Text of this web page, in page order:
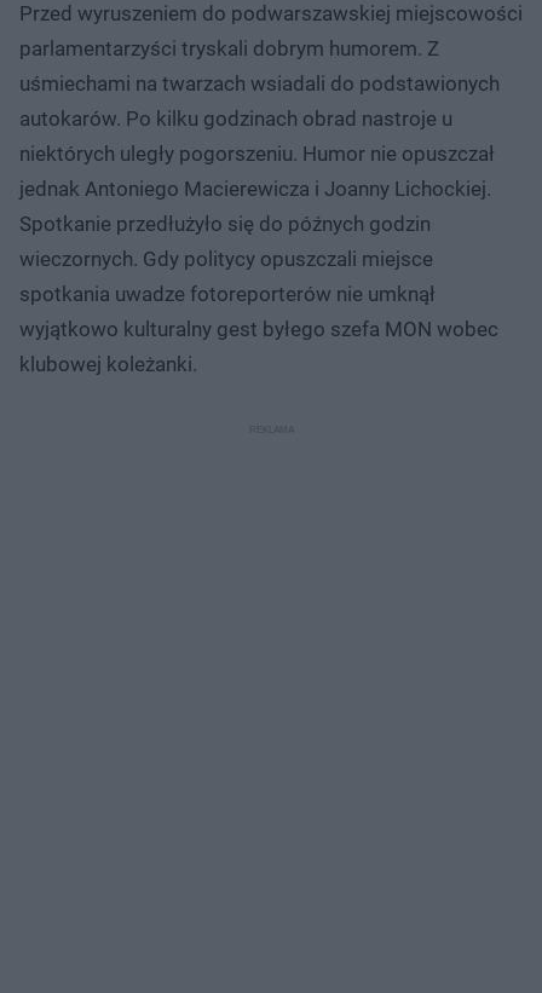
Przed wyruszeniem do podwarszawskiej miejscowości
parlamentarzyści tryskali dobrym humorem. Z
uśmiechami na twarzach wsiadali do podstawionych
autokarów. Po kilku godzinach obrad nastroje u
niektórych uległy pogorszeniu. Humor nie opuszczał
jednak Antoniego Macierewicza i Joanny Lichockiej.
Spotkanie przedłużyło się do późnych godzin
wieczornych. Gdy politycy opuszczali miejsce
spotkania uwadze fotoreporterów nie umknął
wyjątkowo kulturalny gest byłego szefa MON wobec
klubowej koleżanki.